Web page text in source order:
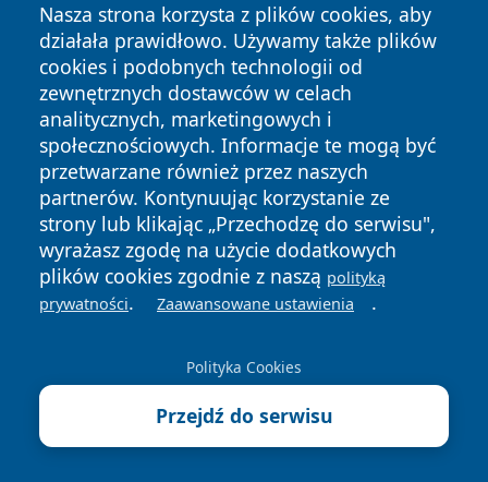
Nasza strona korzysta z plików cookies, aby
działała prawidłowo. Używamy także plików
cookies i podobnych technologii od
zewnętrznych dostawców w celach
analitycznych, marketingowych i
społecznościowych. Informacje te mogą być
przetwarzane również przez naszych
partnerów. Kontynuując korzystanie ze
strony lub klikając „Przechodzę do serwisu",
wyrażasz zgodę na użycie dodatkowych
plików cookies zgodnie z naszą polityką
prywatności. Zaawansowane ustawienia .
Polityka Cookies
Przejdź do serwisu
Copyright © 2026 informacjelodzkie.pl Wszystkie prawa
zastrzeżone.
News Autorzy
Polityka
Prywatności
Cookies